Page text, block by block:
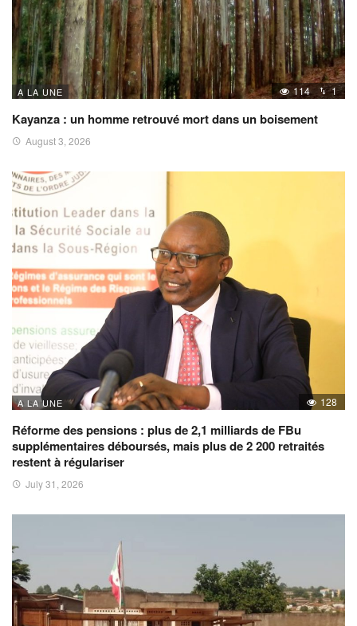
A LA UNE 114 1
Kayanza : un homme retrouvé mort dans un boisement
August 3, 2026
A LA UNE 128
Réforme des pensions : plus de 2,1 milliards de FBu
supplémentaires déboursés, mais plus de 2 200 retraités
restent à régulariser
July 31, 2026